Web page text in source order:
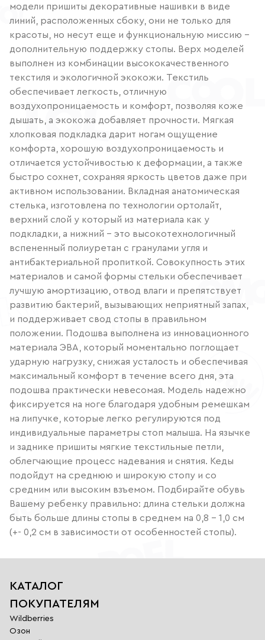
модели пришиты декоративные нашивки в виде
линий, расположенных сбоку, они не только для
красоты, но несут еще и функциональную миссию –
дополнительную поддержку стопы. Верх моделей
выполнен из комбинации высококачественного
текстиля и экологичной экокожи. Текстиль
обеспечивает легкость, отличную
воздухопроницаемость и комфорт, позволяя коже
дышать, а экокожа добавляет прочности. Мягкая
хлопковая подкладка дарит ногам ощущение
комфорта, хорошую воздухопроницаемость и
отличается устойчивостью к деформации, а также
быстро сохнет, сохраняя яркость цветов даже при
активном использовании. Вкладная анатомическая
стелька, изготовлена по технологии ортолайт,
верхний слой у который из материала как у
подкладки, а нижний – это высокотехнологичный
вспененный полиуретан с гранулами угля и
антибактериальной пропиткой. Совокупность этих
материалов и самой формы стельки обеспечивает
лучшую амортизацию, отвод влаги и препятствует
развитию бактерий, вызывающих неприятный запах,
и поддерживает свод стопы в правильном
положении. Подошва выполнена из инновационного
материала ЭВА, который моментально поглощает
ударную нагрузку, снижая усталость и обеспечивая
максимальный комфорт в течение всего дня, эта
подошва практически невесомая. Модель надежно
фиксируется на ноге благодаря удобным ремешкам
на липучке, которые легко регулируются под
индивидуальные параметры стоп малыша. На язычке
и заднике пришиты мягкие текстильные петли,
облегчающие процесс надевания и снятия. Кеды
подойдут на среднюю и широкую стопу и со
средним или высоким взъемом. Подбирайте обувь
Вашему ребенку правильно: длина стельки должна
быть больше длины стопы в среднем на 0,8 – 1,0 см
(+- 0,2 см в зависимости от особенностей стопы).
КАТАЛОГ
ПОКУПАТЕЛЯМ
Wildberries
Озон